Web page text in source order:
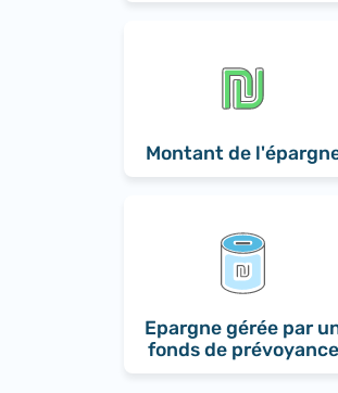
Montant de
Epargne gérée par
fonds de prévoyance